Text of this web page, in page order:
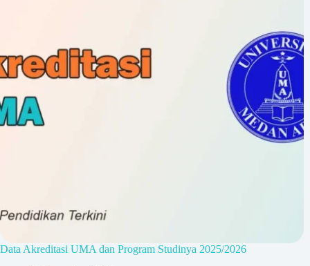
Data Akreditasi UMA dan Program Studinya 2025/2026